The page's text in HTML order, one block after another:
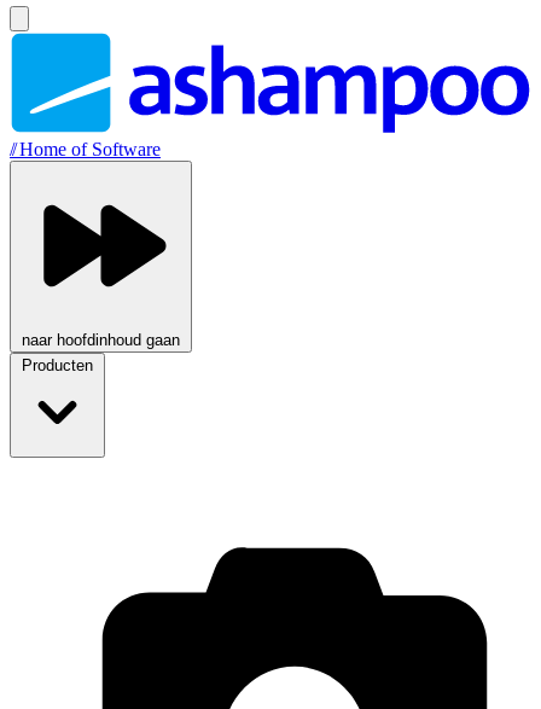
//Home of Software
naar hoofdinhoud gaan
Producten